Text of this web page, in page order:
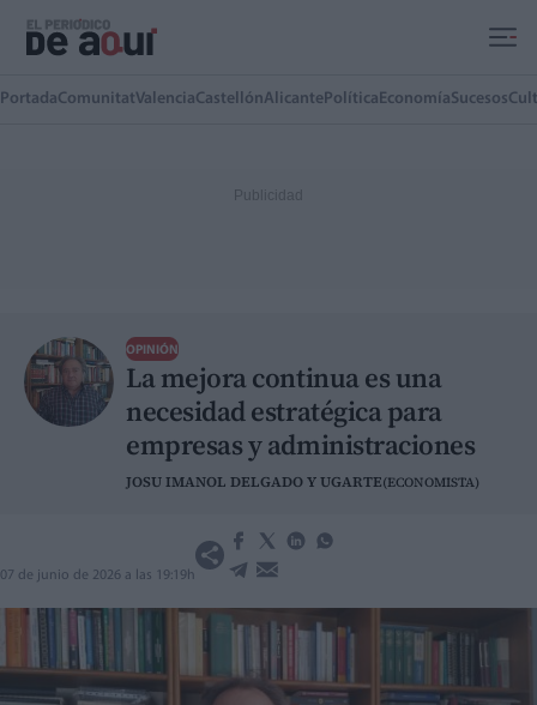
PortadaComunitatValenciaCastellónAlicante Política EconomíaSucesos
La mejora continua es una
necesidad estratégica para
empresas y administraciones
OPINIÓN
JOSU IMANOL DELGADO Y UGARTE(ECONOMISTA)
07 de junio de 2026 a las 19:19h